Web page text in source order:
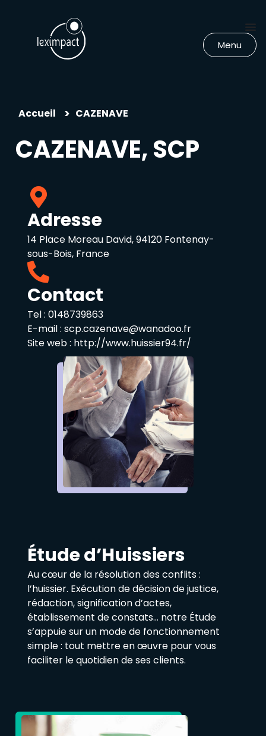
Menu
Accueil > CAZENAVE
CAZENAVE, SCP
Adresse
14 Place Moreau David, 94120 Fontenay-
sous-Bois, France
Contact
Tel : 0148739863
E-mail : scp.cazenave@wanadoo.fr
Site web : http://www.huissier94.fr/
Étude d’Huissiers
Au cœur de la résolution des conflits :
l’huissier. Exécution de décision de justice,
rédaction, signification d’actes,
établissement de constats… notre Étude
s’appuie sur un mode de fonctionnement
simple : tout mettre en œuvre pour vous
faciliter le quotidien de ses clients.